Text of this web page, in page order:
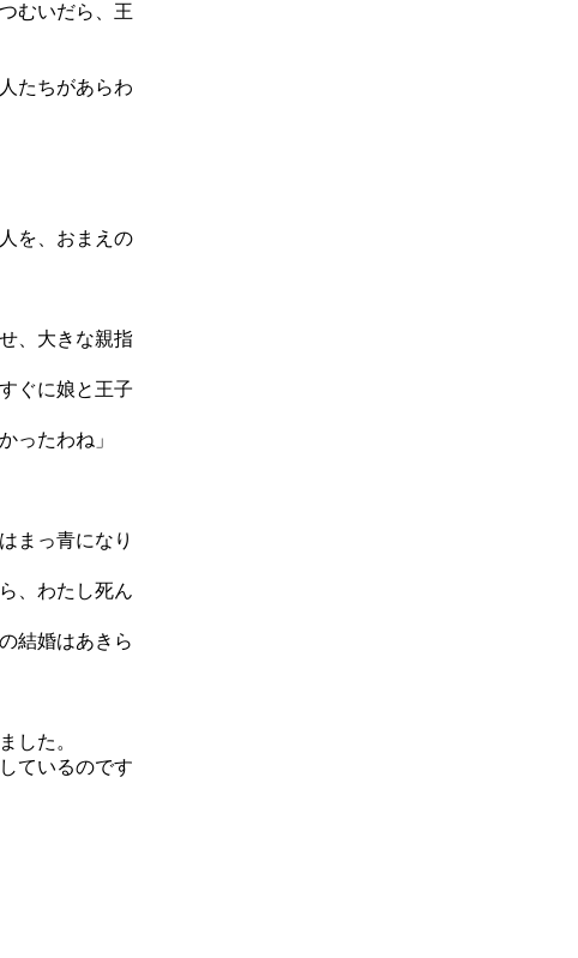
むいだら、王
たちがあらわ
を、おまえの
、大きな親指
ぐに娘と王子
ったわね」
まっ青になり
、わたし死ん
結婚はあきら
した。
ているのです